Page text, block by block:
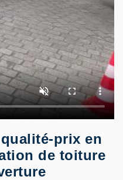
prix en
de toiture